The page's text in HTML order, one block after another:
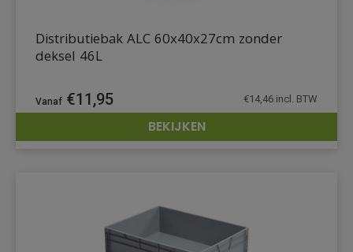
DETAILS
Distributiebak ALC 60x40x27cm zonder
deksel 46L
€11,95 €14,46 incl. BTW
BEKIJKEN